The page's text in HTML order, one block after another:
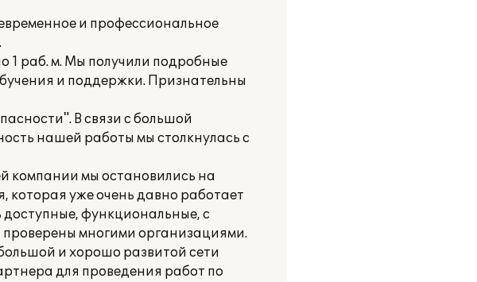
и профессиональное
1 раб. м. Мы получили подробные
и поддержки. Признательны
В связи с большой
нашей работы мы столкнулась с
компании мы остановились на
уже очень давно работает
функциональные, с
многими организациями.
и хорошо развитой сети
для проведения работ по